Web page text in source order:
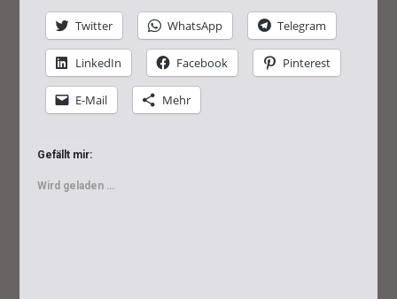
Twitter WhatsApp Telegram
LinkedIn Facebook Pinterest
E-Mail Mehr
Gefällt mir:
Wird geladen …